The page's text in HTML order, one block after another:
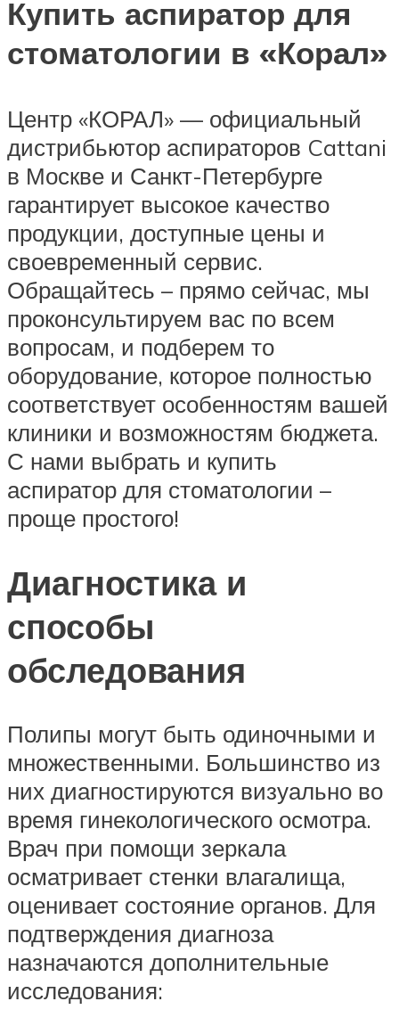
Купить аспиратор для
стоматологии в «Корал»
Центр «КОРАЛ» — официальный
дистрибьютор аспираторов Cattani
в Москве и Санкт-Петербурге
гарантирует высокое качество
продукции, доступные цены и
своевременный сервис.
Обращайтесь – прямо сейчас, мы
проконсультируем вас по всем
вопросам, и подберем то
оборудование, которое полностью
соответствует особенностям вашей
клиники и возможностям бюджета.
С нами выбрать и купить
аспиратор для стоматологии –
проще простого!
Диагностика и
способы
обследования
Полипы могут быть одиночными и
множественными. Большинство из
них диагностируются визуально во
время гинекологического осмотра.
Врач при помощи зеркала
осматривает стенки влагалища,
оценивает состояние органов. Для
подтверждения диагноза
назначаются дополнительные
исследования: